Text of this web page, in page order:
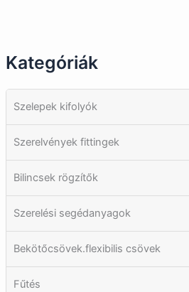
Kategóriák
Szelepek kifolyók
Szerelvények fittingek
Bilincsek rögzítők
Szerelési segédanyagok
Bekötőcsövek.flexibilis csövek
Fűtés